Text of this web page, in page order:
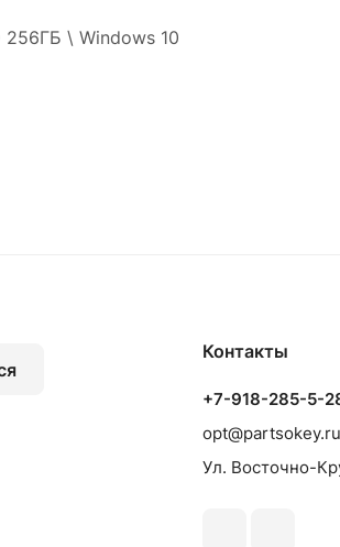
256ГБ \ Windows 10
Контакты
+7-918-285-5-
opt@partsokey.ru
Ул. Восточно-